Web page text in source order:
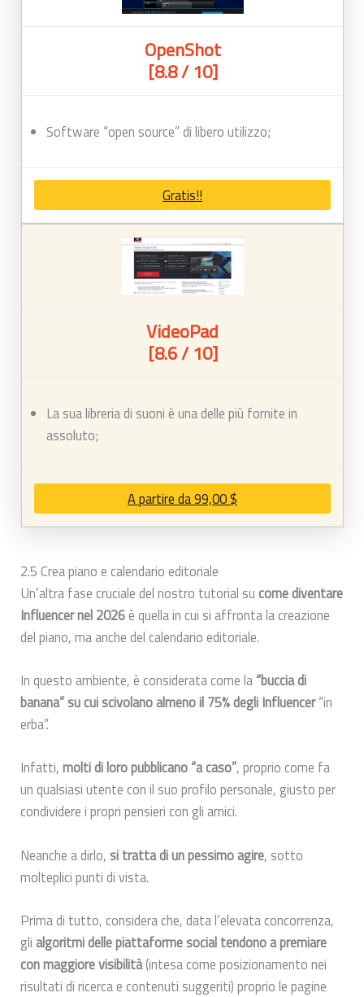
OpenShot
[8.8 / 10]
Software “open source” di libero utilizzo;
Gratis!!
VideoPad
[8.6 / 10]
La sua libreria di suoni è una delle più fornite in
assoluto;
A partire da 99,00 $
2.5 Crea piano e calendario editoriale
Un’altra fase cruciale del nostro tutorial sucome diventare
Influencer nel 2026è quella in cui si affronta la creazione
del piano, ma anche del calendario editoriale.
In questo ambiente, è considerata come la “buccia di
banana” su cui scivolano almeno il 75% degli Influencer“in
erba”.
Infatti,molti di loro pubblicano “a caso”, proprio come fa
un qualsiasi utente con il suo profilo personale, giusto per
condividere i propri pensieri con gli amici.
Neanche a dirlo, si tratta di un pessimo agire, sotto
molteplici punti di vista.
Prima di tutto, considera che, data l’elevata concorrenza,
gli algoritmi delle piattaforme social tendono a premiare
con maggiore visibilità(intesa come posizionamento nei
risultati di ricerca e contenuti suggeriti) proprio le pagine